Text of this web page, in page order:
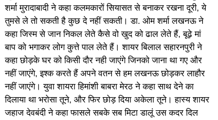
शर्मा मुरादाबादी ने कहा कलमकारों सियासत से बनाकर रखना दूरी, ये
तुमसे ले तो सकती है कुछ दे नहीं सकती। डा. ओम शर्मा लखनऊ ने
कहा जिस्म से जान निकल लेते कैसे वो खुद को ढाल लेते हैं, बूढ़े मां
बाप को भगाकर लोग कुत्ते पाल लेते हैं। शायर बिलाल सहारनपुरी ने
कहा छोड़के घर को किसी दौर नही जाएंगे जिनको जाना था गए और
नहीं जाएंगे, इश्क करते हैं अपने वतन से हम लखनऊ छोड़कर लाहौर
नहीं जाएंगे। युवा शायरा हिमांशी बाबरा मेरठ ने कहा साथ देने का
दिलाया था भरोसा तूने, और फिर छोड़ दिया अकेला तूने। हास्य शायर
जहाज देवबंदी ने कहा फासले सबके सब मिटा डालूं उस कदर दिल